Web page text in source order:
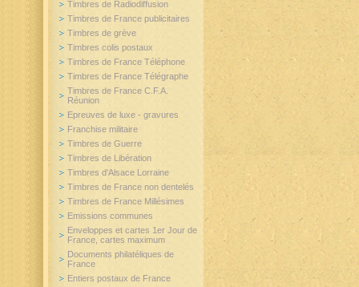
Timbres de Radiodiffusion
Timbres de France publicitaires
Timbres de grève
Timbres colis postaux
Timbres de France Téléphone
Timbres de France Télégraphe
Timbres de France C.F.A.
Réunion
Epreuves de luxe - gravures
Franchise militaire
Timbres de Guerre
Timbres de Libération
Timbres d'Alsace Lorraine
Timbres de France non dentelés
Timbres de France Millésimes
Emissions communes
Enveloppes et cartes 1er Jour de
France, cartes maximum
Documents philatéliques de
France
Entiers postaux de France